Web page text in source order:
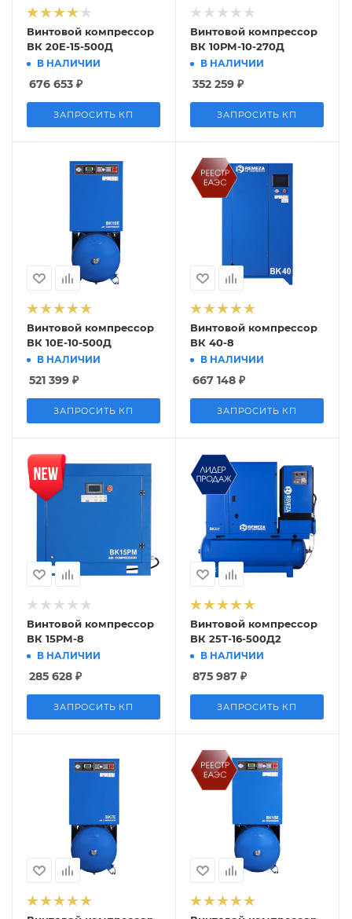
Винтовой компрессор
ВК 20E-15-500Д
В НАЛИЧИИ
676 653 ₽
ЗАПРОСИТЬ КП
Винтовой компрессор
ВК 10РМ-10-270Д
В НАЛИЧИИ
352 259 ₽
ЗАПРОСИТЬ КП
Винтовой компрессор
ВК 10Е-10-500Д
В НАЛИЧИИ
521 399 ₽
ЗАПРОСИТЬ КП
Винтовой компрессор
ВК 40-8
В НАЛИЧИИ
667 148 ₽
ЗАПРОСИТЬ КП
Винтовой компрессор
ВК 15РМ-8
В НАЛИЧИИ
285 628 ₽
ЗАПРОСИТЬ КП
Винтовой компрессор
ВК 25Т-16-500Д2
В НАЛИЧИИ
875 987 ₽
ЗАПРОСИТЬ КП